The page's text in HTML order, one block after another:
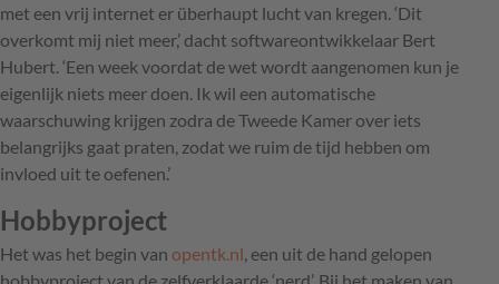
met een vrij internet er überhaupt lucht van kregen. ‘Dit
overkomt mij niet meer,’ dacht softwareontwikkelaar Bert
Hubert. ‘Een week voordat de wet wordt aangenomen kun je
eigenlijk niets meer doen. Ik wil een automatische
waarschuwing krijgen zodra de Tweede Kamer over iets
belangrijks gaat praten, zodat we ruim de tijd hebben om
invloed uit te oefenen.’
Hobbyproject
Het was het begin van opentk.nl , een uit de hand gelopen
hobbyproject van de zelfverklaarde ‘nerd’. Bij het maken van